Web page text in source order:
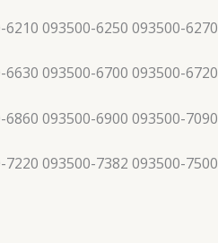
093500-6250 093500-6270
093500-6700 093500-6720
093500-6900 093500-7090
093500-7382 093500-7500